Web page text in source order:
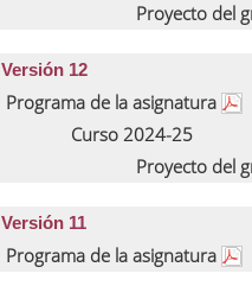
Proyecto del
Versión 12
Programa de la asignatura
Curso 2024-25
Proyecto del
Versión 11
Programa de la asignatura